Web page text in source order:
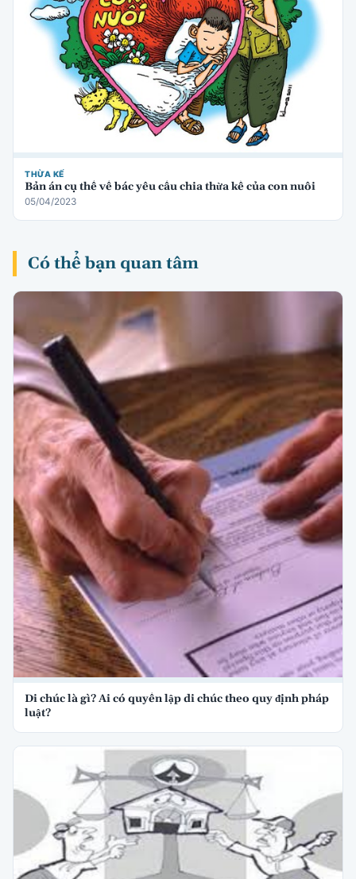
THỪA KẾ
Bản án cụ thể về bác yêu cầu chia thừa kế của con nuôi
05/04/2023
Có thể bạn quan tâm
Di chúc là gì? Ai có quyền lập di chúc theo quy định pháp
luật?